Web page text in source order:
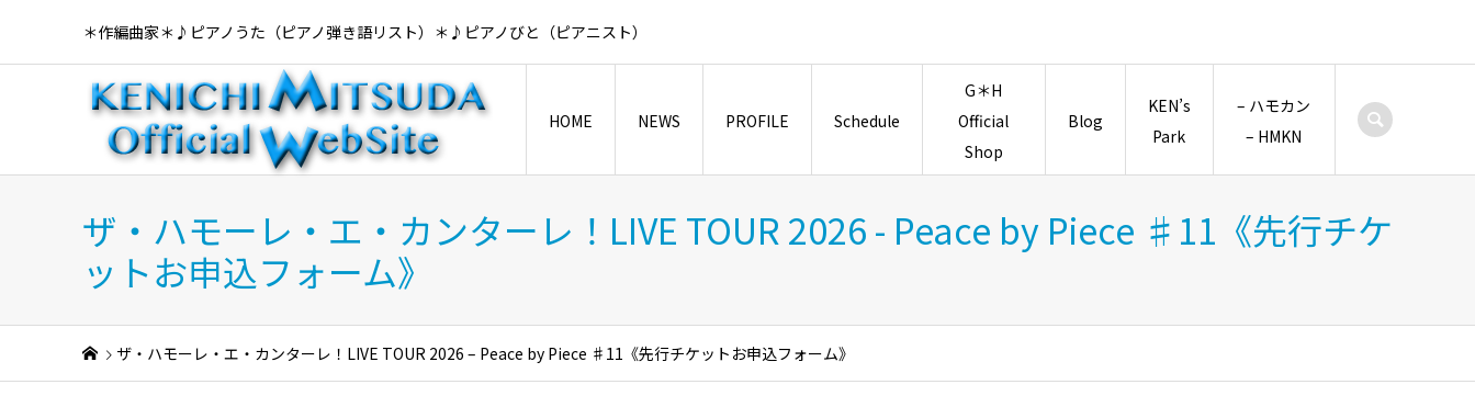
＊作編曲家＊♪ピアノうた（ピアノ弾き語リスト）＊♪ピアノびと（ピアニスト）
HOME NEWS PROFILE Schedule
G＊H
Official
Shop
Blog
KEN’s
Park
– ハモカン
– HMKN
ザ・ハモーレ・エ・カンターレ！LIVE TOUR 2026 - Peace by Piece ♯11《先行チケ
ットお申込フォーム》
ザ・ハモーレ・エ・カンターレ！LIVE TOUR 2026 – Peace by Piece ♯11《先行チケットお申込フォーム》